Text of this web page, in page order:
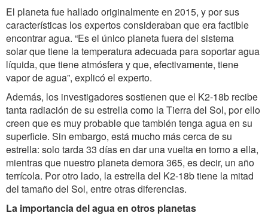
El planeta fue hallado originalmente en 2015, y por sus
características los expertos consideraban que era factible
encontrar agua. “Es el único planeta fuera del sistema
solar que tiene la temperatura adecuada para soportar agua
líquida, que tiene atmósfera y que, efectivamente, tiene
vapor de agua”, explicó el experto.
Además, los investigadores sostienen que el K2-18b recibe
tanta radiación de su estrella como la Tierra del Sol, por ello
creen que es muy probable que también tenga agua en su
superficie. Sin embargo, está mucho más cerca de su
estrella: solo tarda 33 días en dar una vuelta en torno a ella,
mientras que nuestro planeta demora 365, es decir, un año
terrícola. Por otro lado, la estrella del K2-18b tiene la mitad
del tamaño del Sol, entre otras diferencias.
La importancia del agua en otros planetas